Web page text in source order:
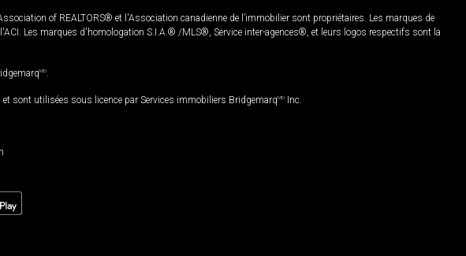
of REALTORS® et l'Association canadienne de l’immobilier sont propriétaires. Les marques de
Les marques d'homologation S.I.A.® /MLS®, Service inter-agences®, et leurs logos respectifs sont la
MD
sont utilisées sous licence par Services immobiliers BridgemarqMD Inc.